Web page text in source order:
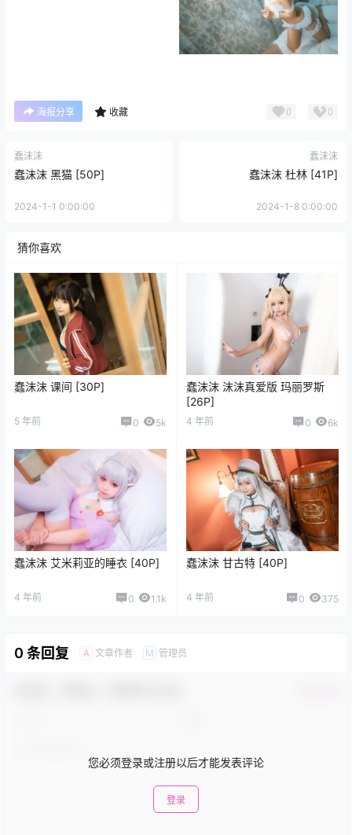
海报分享 收藏 0 0
蠢沫沫
蠢沫沫 黑猫 [50P]
2024-1-1 0:00:00
蠢沫沫
蠢沫沫 杜林 [41P]
2024-1-8 0:00:00
猜你喜欢
蠢沫沫 课间 [30P]
5 年前 0 5k
蠢沫沫 沫沫真爱版 玛丽罗斯
[26P]
4 年前 0 6k
蠢沫沫 艾米莉亚的睡衣 [40P]
4 年前 0 1.1k
蠢沫沫 甘古特 [40P]
4 年前 0 375
0 条回复 A 文章作者 M 管理员
您必须登录或注册以后才能发表评论
登录